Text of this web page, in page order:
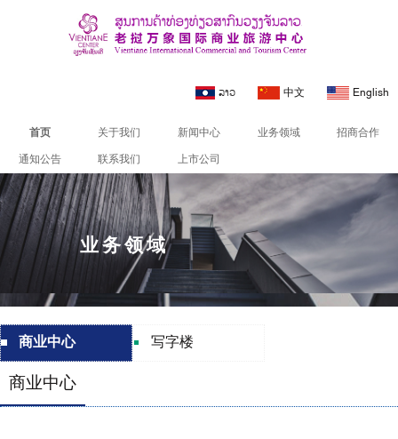
ລາວ 中文 English
首页 关于我们 新闻中心 业务领域
招商合作
通知公告
联系我们 上市公司
业务领域
商业中心 写字楼
商业中心